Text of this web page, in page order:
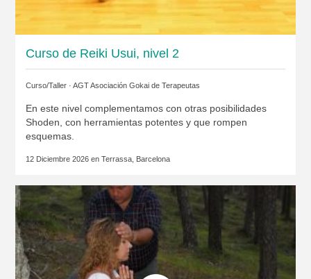
Curso de Reiki Usui, nivel 2
Curso/Taller · AGT Asociación Gokai de Terapeutas
En este nivel complementamos con otras posibilidades
Shoden, con herramientas potentes y que rompen
esquemas.
12 Diciembre 2026 en Terrassa, Barcelona